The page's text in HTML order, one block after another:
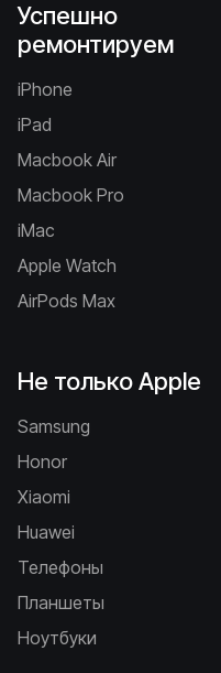
Успешно
ремонтируем
iPhone
iPad
Macbook Air
Macbook Pro
iMac
Apple Watch
AirPods Max
Не только Apple
Samsung
Honor
Xiaomi
Huawei
Телефоны
Планшеты
Ноутбуки